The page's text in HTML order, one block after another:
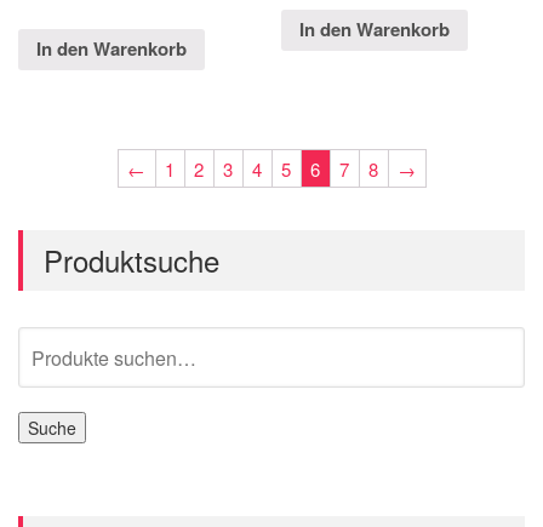
In den Warenkorb
In den Warenkorb
← 1 2 3 4 5 6 7 8 →
Produktsuche
nach:
Suche